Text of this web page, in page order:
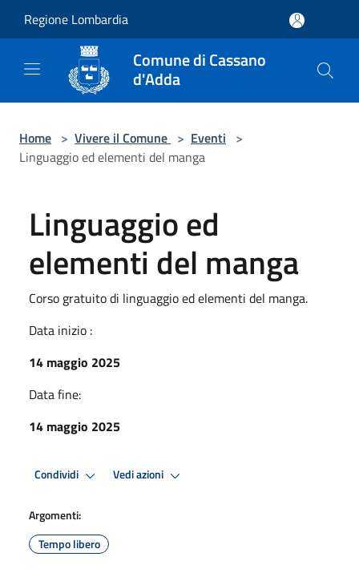
Regione Lombardia
Comune di Cassano
d'Adda
Home > Vivere il Comune > Eventi >
Linguaggio ed elementi del manga
Linguaggio ed
elementi del manga
Corso gratuito di linguaggio ed elementi del manga.
Data inizio :
14 maggio 2025
Data fine:
14 maggio 2025
Condividi Vedi azioni
Argomenti:
Tempo libero